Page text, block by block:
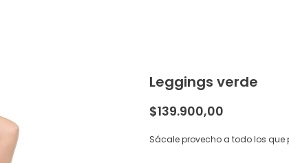
Leggings verde
$139.900,00
Sácale provecho a todo los